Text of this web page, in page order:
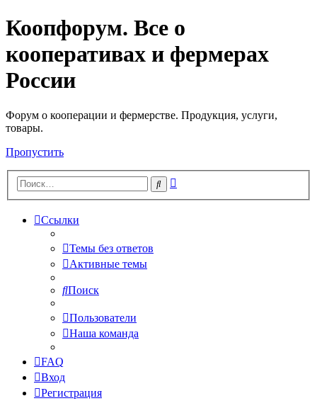
Коопфорум. Все о
кооперативах и фермерах
России
Форум о кооперации и фермерстве. Продукция, услуги,
товары.
Пропустить
Поиск
Ссылки
Темы без ответов
Активные темы
Поиск
Пользователи
Наша команда
FAQ
Вход
Регистрация